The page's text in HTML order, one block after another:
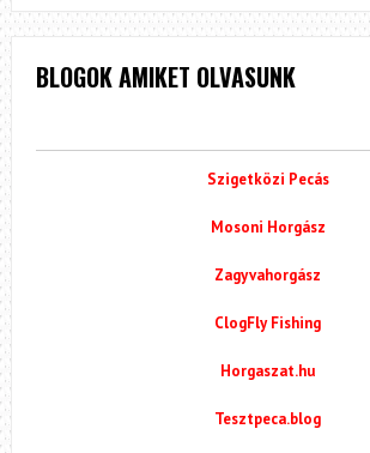
BLOGOK AMIKET OLVASUNK
Szigetközi Pecás
Mosoni Horgász
Zagyvahorgász
ClogFly Fishing
Horgaszat.hu
Tesztpeca.blog